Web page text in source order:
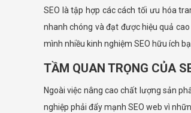
SEO là tập hợp các cách tối ưu hóa
nhanh chóng và đạt được hiệu quả
mình nhiều kinh nghiệm SEO hữu ích
TẦM QUAN TRỌNG CỦA
Ngoài việc nâng cao chất lượng sản
nghiệp phải đẩy mạnh SEO web vì